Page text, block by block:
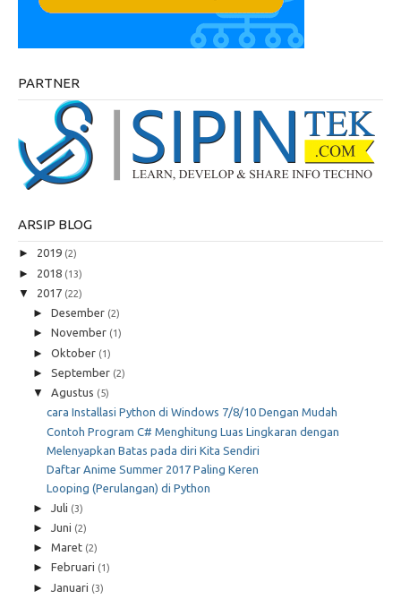
PARTNER
ARSIP BLOG
► 2019 (2)
► 2018 (13)
▼ 2017 (22)
► Desember (2)
► November (1)
► Oktober (1)
► September (2)
▼ Agustus (5)
cara Installasi Python di Windows 7/8/10 Dengan Mudah
Contoh Program C# Menghitung Luas Lingkaran dengan
Melenyapkan Batas pada diri Kita Sendiri
Daftar Anime Summer 2017 Paling Keren
Looping (Perulangan) di Python
► Juli (3)
► Juni (2)
► Maret (2)
► Februari (1)
► Januari (3)